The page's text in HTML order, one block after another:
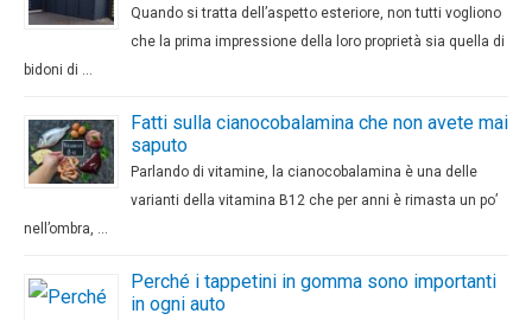
Quando si tratta dell’aspetto esteriore, non tutti vogliono
che la prima impressione della loro proprietà sia quella di
bidoni di …
Fatti sulla cianocobalamina che non avete mai
saputo
Parlando di vitamine, la cianocobalamina è una delle
varianti della vitamina B12 che per anni è rimasta un po’
nell’ombra, …
Perché i tappetini in gomma sono importanti
in ogni auto